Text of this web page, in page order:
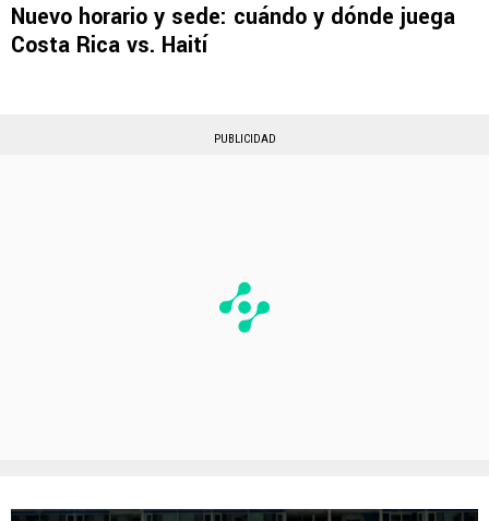
Nuevo horario y sede: cuándo y dónde juega
Costa Rica vs. Haití
PUBLICIDAD